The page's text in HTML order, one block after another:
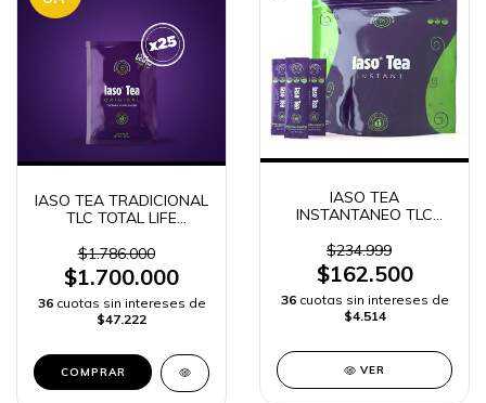
IASO TEA TRADICIONAL
TLC TOTAL LIFE
$1.786.000
$1.700.000
36 cuotas sin intereses de
$47.222
IASO TEA
INSTANTANEO TLC
10 sobres
$234.999
$162.500
36 cuotas sin intereses de
$4.514
VER